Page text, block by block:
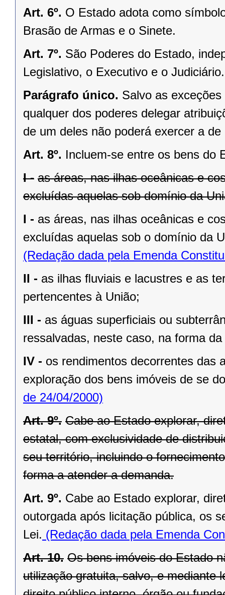
Art. 6º. O Estado adota como
Brasão de Armas e o Sinete.
Art. 7º. São Poderes do Estado,
Legislativo, o Executivo e o Judiciário.
Parágrafo único. Salvo as
qualquer dos poderes delegar
de um deles não poderá exercer a de
Art. 8º. Incluem-se entre os bens do
I - as áreas, nas ilhas oceânicas e
excluídas aquelas sob domínio da
I - as áreas, nas ilhas oceânicas e
excluídas aquelas sob o domínio da
(Redação dada pela Emenda
II - as ilhas ﬂuviais e lacustres e as
pertencentes à União;
III - as águas superﬁciais ou
ressalvadas, neste caso, na forma
IV - os rendimentos decorrentes das
exploração dos bens imóveis de se
de 24/04/2000)
Art. 9º. Cabe ao Estado explorar,
estatal, com exclusividade de
seu território, incluindo o
forma a atender a demanda.
Art. 9º. Cabe ao Estado explorar,
outorgada após licitação pública, os
Lei. (Redação dada pela Emenda
Art. 10. Os bens imóveis do Estado
utilização gratuita, salvo, e mediante